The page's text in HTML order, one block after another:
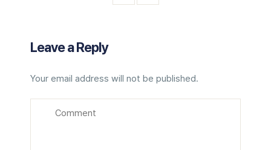
Leave a Reply
Your email address will not be published.